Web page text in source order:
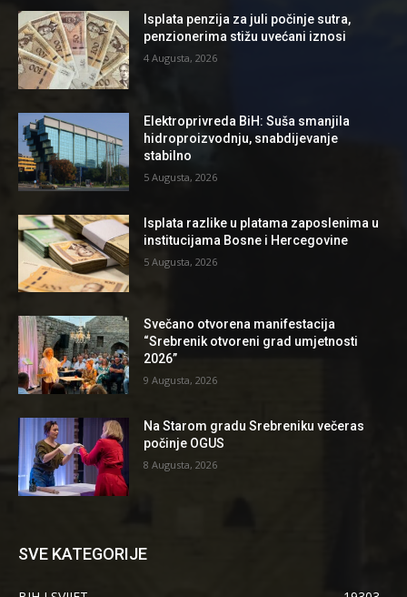
Isplata penzija za juli počinje sutra,
penzionerima stižu uvećani iznosi
4 Augusta, 2026
Elektroprivreda BiH: Suša smanjila
hidroproizvodnju, snabdijevanje
stabilno
5 Augusta, 2026
Isplata razlike u platama zaposlenima u
institucijama Bosne i Hercegovine
5 Augusta, 2026
Svečano otvorena manifestacija
“Srebrenik otvoreni grad umjetnosti
2026”
9 Augusta, 2026
Na Starom gradu Srebreniku večeras
počinje OGUS
8 Augusta, 2026
SVE KATEGORIJE